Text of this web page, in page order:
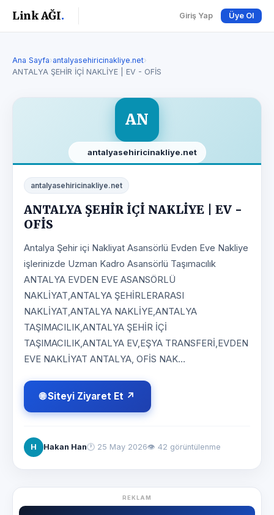
Link AĞI. Giriş Yap Üye Ol
Ana Sayfa›antalyasehiricinakliye.net›
ANTALYA ŞEHİR İÇİ NAKLİYE | EV - OFİS
AN
antalyasehiricinakliye.net
antalyasehiricinakliye.net
ANTALYA ŞEHİR İÇİ NAKLİYE | EV -
OFİS
Antalya Şehir içi Nakliyat Asansörlü Evden Eve Nakliye
işlerinizde Uzman Kadro Asansörlü Taşımacılık
ANTALYA EVDEN EVE ASANSÖRLÜ
NAKLİYAT,ANTALYA ŞEHİRLERARASI
NAKLİYAT,ANTALYA NAKLİYE,ANTALYA
TAŞIMACILIK,ANTALYA ŞEHİR İÇİ
TAŞIMACILIK,ANTALYA EV,EŞYA TRANSFERİ,EVDEN
EVE NAKLİYAT ANTALYA, OFİS NAK…
🌐 Siteyi Ziyaret Et ↗
H Hakan Han🕐 25 May 2026👁 42 görüntülenme
REKLAM